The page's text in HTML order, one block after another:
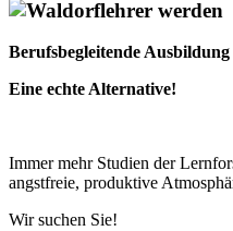
Berufsbegleitende
Eine echte Alternative!
Immer mehr Studien der
angstfreie, produktive
Wir suchen Sie!